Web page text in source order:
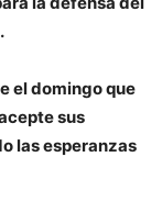
el domingo que
sus
las esperanzas